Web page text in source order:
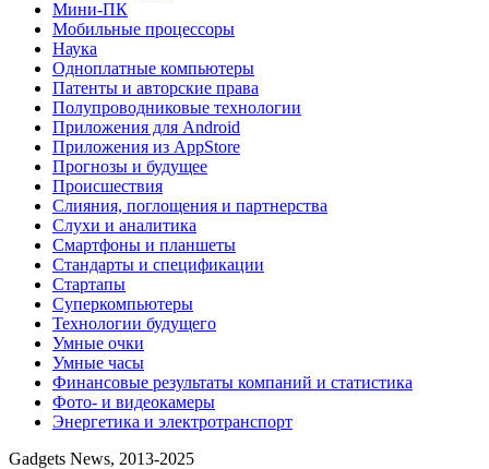
Мини-ПК
Мобильные процессоры
Наука
Одноплатные компьютеры
Патенты и авторские права
Полупроводниковые технологии
Приложения для Android
Приложения из AppStore
Прогнозы и будущее
Происшествия
Слияния, поглощения и партнерства
Слухи и аналитика
Смартфоны и планшеты
Стандарты и спецификации
Стартапы
Суперкомпьютеры
Технологии будущего
Умные очки
Умные часы
Финансовые результаты компаний и статистика
Фото- и видеокамеры
Энергетика и электротранспорт
Gadgets News, 2013-2025